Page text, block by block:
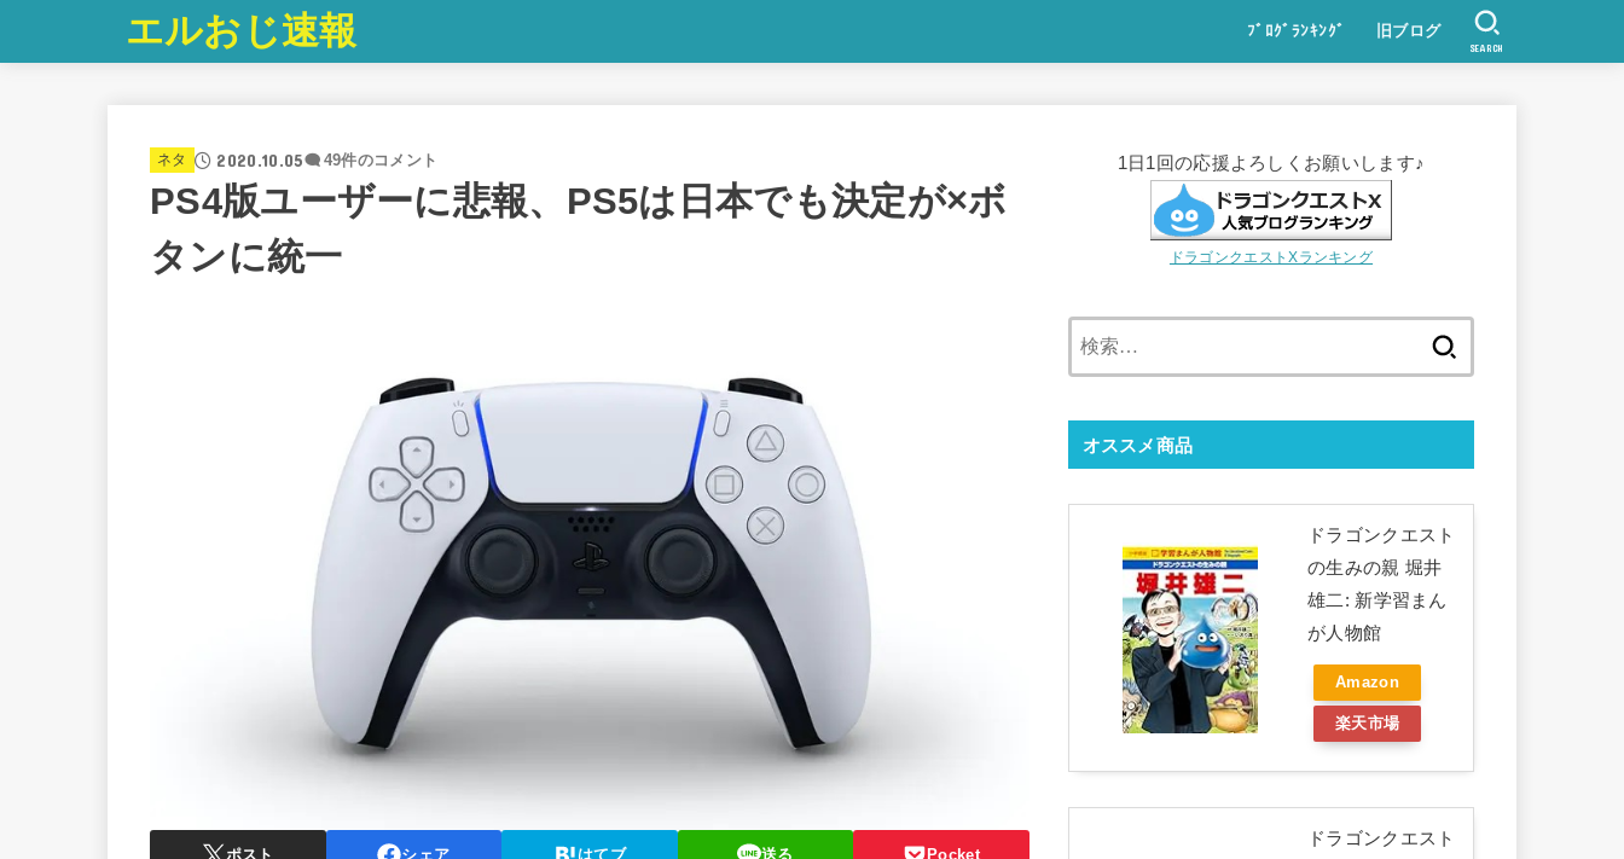
エルおじ速報 ﾌﾞﾛｸﾞﾗﾝｷﾝｸﾞ 旧ブログ
SEARCH
ネタ 2020.10.05 49件のコメント
PS4版ユーザーに悲報、PS5は日本でも決定が×ボ
タンに統一
ポスト シェア はてブ 送る Pocket
1日1回の応援よろしくお願いします♪
ドラゴンクエストXランキング
オススメ商品
ドラゴンクエスト
の生みの親 堀井
雄二: 新学習まん
が人物館
Amazon
楽天市場
ドラゴンクエスト